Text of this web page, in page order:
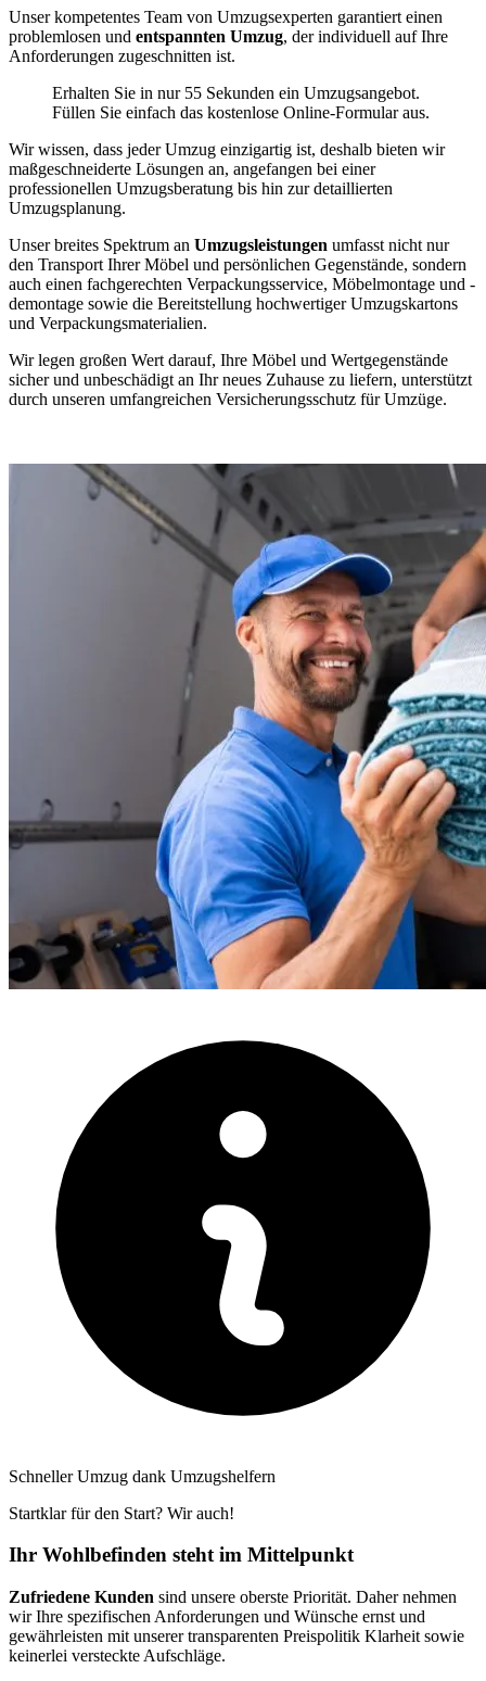
Unser kompetentes Team von Umzugsexperten garantiert einen
problemlosen und entspannten Umzug, der individuell auf Ihre
Anforderungen zugeschnitten ist.
Erhalten Sie in nur 55 Sekunden ein Umzugsangebot.
Füllen Sie einfach das kostenlose Online-Formular aus.
Wir wissen, dass jeder Umzug einzigartig ist, deshalb bieten wir
maßgeschneiderte Lösungen an, angefangen bei einer
professionellen Umzugsberatung bis hin zur detaillierten
Umzugsplanung.
Unser breites Spektrum an Umzugsleistungen umfasst nicht nur
den Transport Ihrer Möbel und persönlichen Gegenstände, sondern
auch einen fachgerechten Verpackungsservice, Möbelmontage und -
demontage sowie die Bereitstellung hochwertiger Umzugskartons
und Verpackungsmaterialien.
Wir legen großen Wert darauf, Ihre Möbel und Wertgegenstände
sicher und unbeschädigt an Ihr neues Zuhause zu liefern, unterstützt
durch unseren umfangreichen Versicherungsschutz für Umzüge.
Schneller Umzug dank Umzugshelfern
Startklar für den Start? Wir auch!
Ihr Wohlbefinden steht im Mittelpunkt
Zufriedene Kunden sind unsere oberste Priorität. Daher nehmen
wir Ihre spezifischen Anforderungen und Wünsche ernst und
gewährleisten mit unserer transparenten Preispolitik Klarheit sowie
keinerlei versteckte Aufschläge.